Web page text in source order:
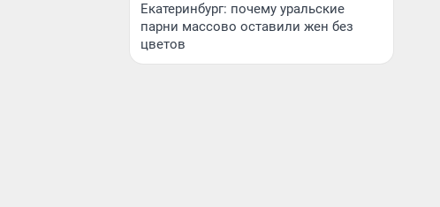
Екатеринбург: почему уральские
парни массово оставили жен без
цветов